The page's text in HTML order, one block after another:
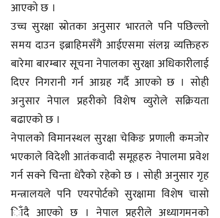
आएको छ ।
उच्च सुरक्षा स्रोतका अनुसार भारतले पनि पछिल्लो
समय दाउन इब्राहिमसँगै आईएसमा संलग्न व्यक्तिहरु
बारेमा बारम्बार सूचना नेपालका सुरक्षा अधिकारीलाई
दिएर निगरानी गर्न आग्रह गर्दै आएको छ । सोही
अनुसार नेपाल प्रहरीको विशेष व्युरोले सक्रियता
बढाएको छ ।
नेपालको विमानस्थल सुरक्षा चेकिङ प्रणाली कमजोर
भएकाले विदेशी आतंकवादी समूहहरु नेपालमा प्रवेश
गर्न सक्ने चिन्ता धेरैको रहेको छ । सोही अनुसार गृह
मन्त्रालयले पनि एयरपोर्टको सुरक्षामा विशेष चासो
ािँदै आएको छ । नेपाल प्रहरीले अध्यागमनको